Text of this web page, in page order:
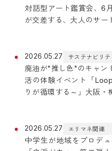
対話型アート鑑賞会、6
が交差する、大人のサー
2026.05.27 サステナビリテ
廃油が"推し色"のキャン
活の体験イベント「
りが循環する～」大阪
2026.05.27 エリマネ関連
中学生が地域をプロデ